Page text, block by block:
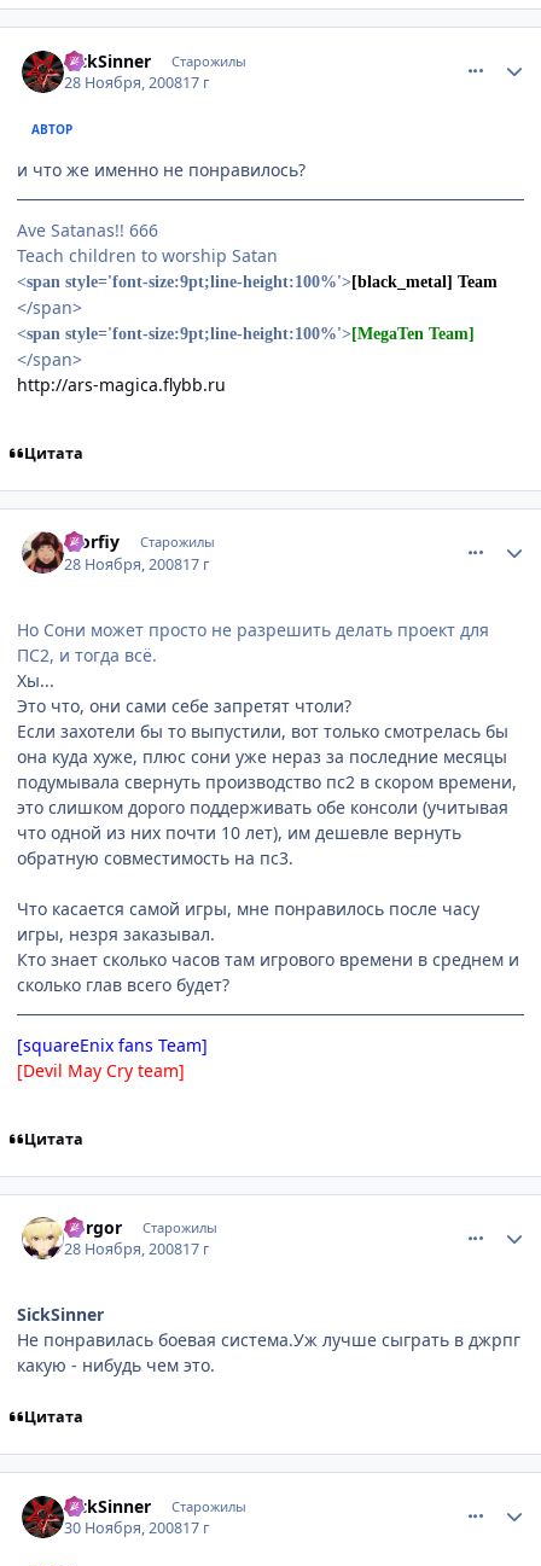
SickSinner Старожилы
28 Ноября, 200817 г
АВТОР
и что же именно не понравилось?
Ave Satanas!! 666
Teach children to worship Satan
<span style='font-size:9pt;line-height:100%'>[black_metal] Team
</span>
<span style='font-size:9pt;line-height:100%'>[MegaTen Team]
</span>
http://ars-magica.flybb.ru
Цитата
Morfiy Старожилы
28 Ноября, 200817 г
Но Сони может просто не разрешить делать проект для
ПС2, и тогда всё.
Хы...
Это что, они сами себе запретят чтоли?
Если захотели бы то выпустили, вот только смотрелась бы
она куда хуже, плюс сони уже нераз за последние месяцы
подумывала свернуть производство пс2 в скором времени,
это слишком дорого поддерживать обе консоли (учитывая
что одной из них почти 10 лет), им дешевле вернуть
обратную совместимость на пс3.
Что касается самой игры, мне понравилось после часу
игры, незря заказывал.
Кто знает сколько часов там игрового времени в среднем и
сколько глав всего будет?
[squareEnix fans Team]
[Devil May Cry team]
Цитата
dorgor Старожилы
28 Ноября, 200817 г
SickSinner
Не понравилась боевая система.Уж лучше сыграть в джрпг
какую - нибудь чем это.
Цитата
SickSinner Старожилы
30 Ноября, 200817 г